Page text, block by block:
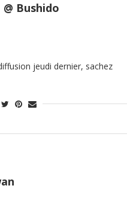
Bushido
jeudi dernier, sachez